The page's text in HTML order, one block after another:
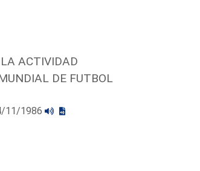
ACTIVIDAD
DE FUTBOL
11/1986